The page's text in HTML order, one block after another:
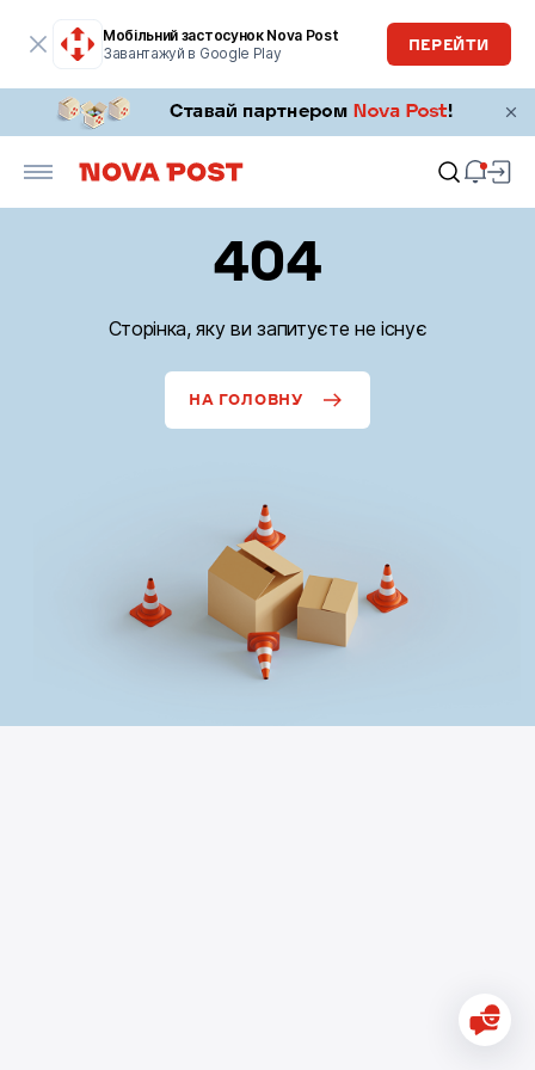
Мобільний застосунок Nova Post
Завантажуй в Google Play
ПЕРЕЙТИ
404
Сторінка, яку ви запитуєте не існує
НА ГОЛОВНУ